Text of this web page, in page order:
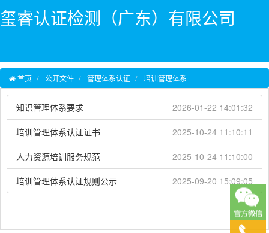
玺睿认证检测（广东）有限公司
首页 公开文件 管理体系认证 培训管理体系
知识管理体系要求 2026-01-22 14:01:32
培训管理体系认证证书 2025-10-24 11:10:11
人力资源培训服务规范 2025-10-24 11:10:00
培训管理体系认证规则公示 2025-09-20 15:09:05